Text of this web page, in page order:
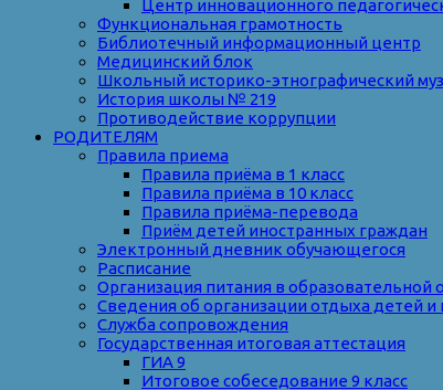
Центр инновационного
Функциональная грамотность
Библиотечный информационный центр
Медицинский блок
Школьный историко-этнографический
История школы № 219
Противодействие коррупции
РОДИТЕЛЯМ
Правила приема
Правила приёма в 1 класс
Правила приёма в 10 класс
Правила приёма-перевода
Приём детей иностранных граждан
Электронный дневник обучающегося
Расписание
Организация питания в образовательной
Сведения об организации отдыха детей и
Служба сопровождения
Государственная итоговая аттестация
ГИА 9
Итоговое собеседование 9 класс